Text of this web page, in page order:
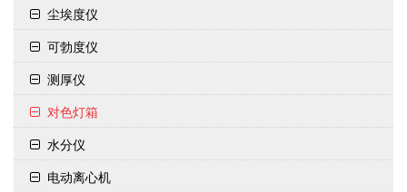
尘埃度仪
可勃度仪
测厚仪
对色灯箱
水分仪
电动离心机